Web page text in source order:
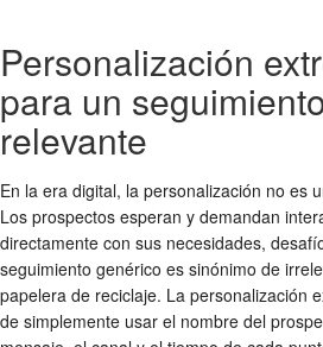
Personalización
para un
relevante
En la era digital, la personalización no es
Los prospectos esperan y demandan
directamente con sus necesidades,
seguimiento genérico es sinónimo de
papelera de reciclaje. La personalización
de simplemente usar el nombre del